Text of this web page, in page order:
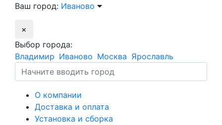
Ваш город: Иваново
×
Выбор города:
Владимир Иваново Москва Ярославль
О компании
Доставка и оплата
Установка и сборка